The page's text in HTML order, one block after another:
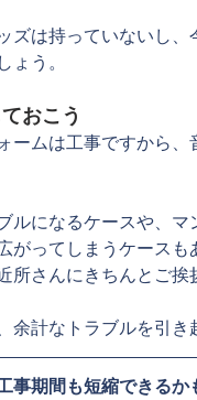
ズは持っていないし
う。
おこう
ームは工事ですから
ルになるケースや、
がってしまうケースも
所さんにきちんとご挨
余計なトラブルを引き
事期間も短縮できるか